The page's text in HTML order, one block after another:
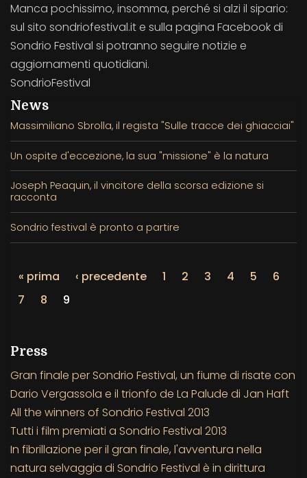
Manca pochissimo, insomma, perché si alzi il sipario:
sul sito sondriofestival.it e sulla pagina Facebook di
Sondrio Festival si potranno seguire notizie e
aggiornamenti quotidiani.
SondrioFestival
News
Massimiliano Sbrolla, il regista "Sulle tracce dei ghiacciai"
Un ospite d'eccezione, la sua "missione" è la natura
Joseph Peaquin, il vincitore della scorsa edizione si
racconta
Sondrio festival è pronto a partire
« prima ‹ precedente 1 2 3 4 5
6
7
8 9
Press
Gran finale per Sondrio Festival, un fiume di risate con
Dario Vergassola e il trionfo de La Palude di Jan Haft
All the winners of Sondrio Festival 2013
Tutti i film premiati a Sondrio Festival 2013
In fibrillazione per il gran finale, l'avventura nella
natura selvaggia di Sondrio Festival è in dirittura